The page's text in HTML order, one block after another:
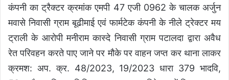
कंपनी का ट्रैक्टर क्रमांक एमपी 47 एजी 0962 के चालक अर्जुन
मवासे निवासी ग्राम बूढीमाई एवं फार्मटेक कंपनी के नीले ट्रेक्टर मय
ट्राली के आरोपी मनीराम कास्दे निवासी ग्राम पटालदा द्वारा अवैध
रेत परिवहन करते पाए जाने पर मौके पर वाहन जप्त कर थाना लाकर
क्रमश: अप. क्र. 48/2023, 19/2023 धारा 379 भादवि,